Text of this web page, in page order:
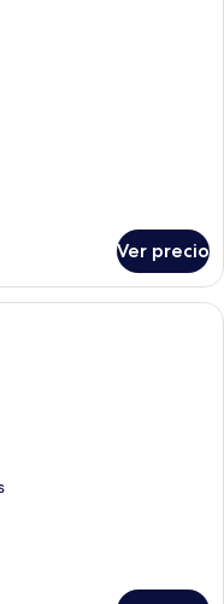
Ver precio
de cama de alta calidad,